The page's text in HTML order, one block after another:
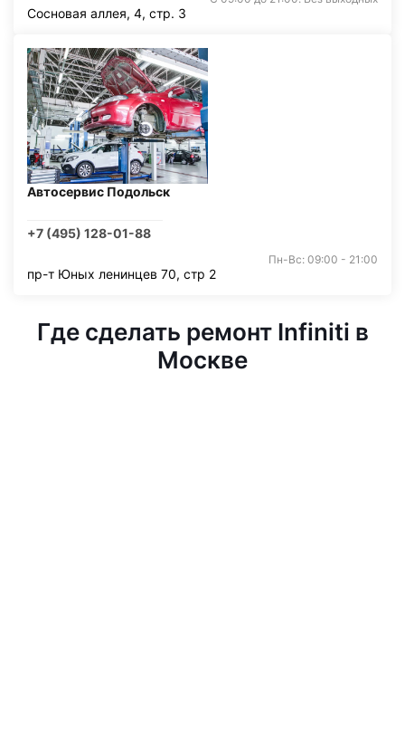
Сосновая аллея, 4, стр. 3
Автосервис Подольск
+7 (495) 128-01-88
Пн-Вс: 09:00 - 21:00
пр-т Юных ленинцев 70, стр 2
Где сделать ремонт Infiniti в
Москве